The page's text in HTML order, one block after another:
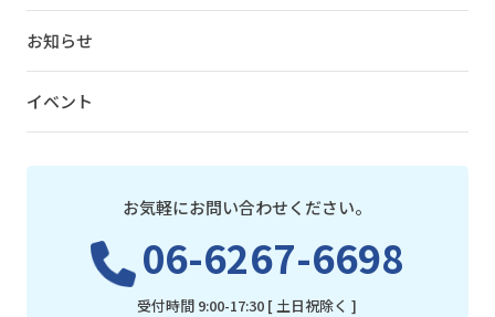
お知らせ
イベント
お気軽にお問い合わせください。
06-6267-6698
受付時間 9:00-17:30 [ 土日祝除く ]